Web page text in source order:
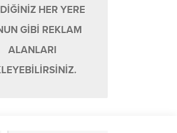
HER YERE
GİBİ REKLAM
ALANLARI